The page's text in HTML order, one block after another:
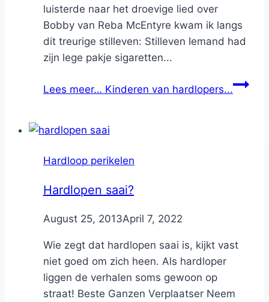
luisterde naar het droevige lied over
Bobby van Reba McEntyre kwam ik langs
dit treurige stilleven: Stilleven Iemand had
zijn lege pakje sigaretten...
Lees meer… Kinderen van hardlopers...
Hardloop perikelen
Hardlopen saai?
ByNicole
August 25, 2013April 7, 2022
Wie zegt dat hardlopen saai is, kijkt vast
niet goed om zich heen. Als hardloper
liggen de verhalen soms gewoon op
straat! Beste Ganzen Verplaatser Neem